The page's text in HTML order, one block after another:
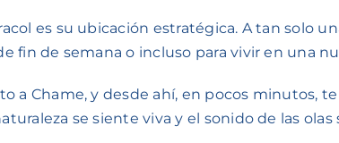
es su ubicación estratégica. A tan solo
fin de semana o incluso para vivir en una
a Chame, y desde ahí, en pocos minutos,
se siente viva y el sonido de las